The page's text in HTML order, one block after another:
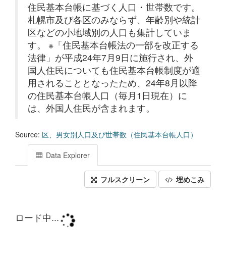
住民基本台帳に基づく人口・世帯数です。
札幌市及び各区のみならず、年齢別や統計
区などの小地域別の人口も集計していま
す。 ※「住民基本台帳法の一部を改正する
法律」が平成24年7月9日に施行され、外
国人住民についても住民基本台帳制度が適
用されることとなったため、24年8月以降
の住民基本台帳人口（毎月1日現在）に
は、外国人住民が含まれます。
Source: 区、男女別人口及び世帯数（住民基本台帳人口）
Data Explorer
フルスクリーン 埋めこみ